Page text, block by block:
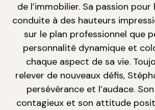
de l’immobilier. Sa passion pour
conduite à des hauteurs
sur le plan professionnel que
personnalité dynamique et
chaque aspect de sa vie.
relever de nouveaux défis,
persévérance et l’audace.
contagieux et son attitude